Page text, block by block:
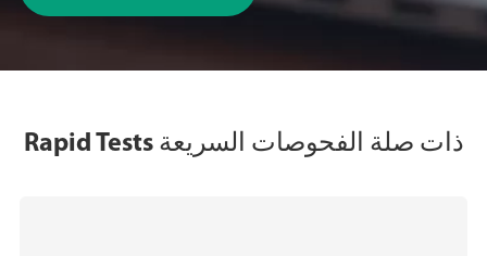
ذات صلة الفحوصات السريعة Rapid Tests